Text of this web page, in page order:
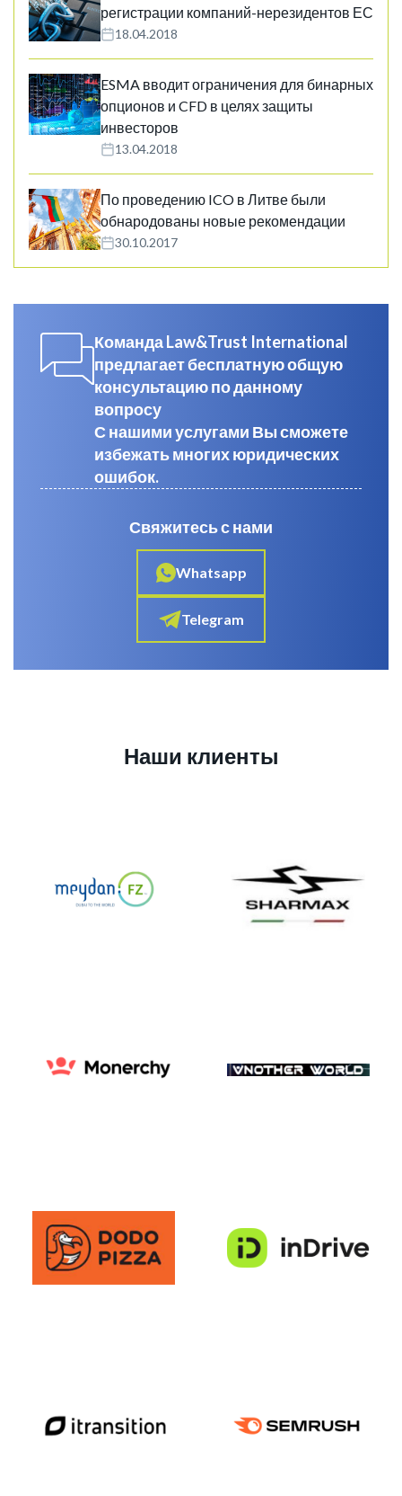
регистрации компаний-нерезидентов ЕС
18.04.2018
ESMA вводит ограничения для бинарных
опционов и CFD в целях защиты
инвесторов
13.04.2018
По проведению ICO в Литве были
обнародованы новые рекомендации
30.10.2017
Команда Law&Trust International
предлагает бесплатную общую
консультацию по данному
вопросу
С нашими услугами Вы сможете
избежать многих юридических
ошибок.
Свяжитесь с нами
Whatsapp
Telegram
Наши клиенты